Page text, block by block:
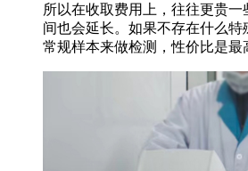
所以在收取费用上，往往更贵
间也会延长。如果不存在什么
常规样本来做检测，性价比是最